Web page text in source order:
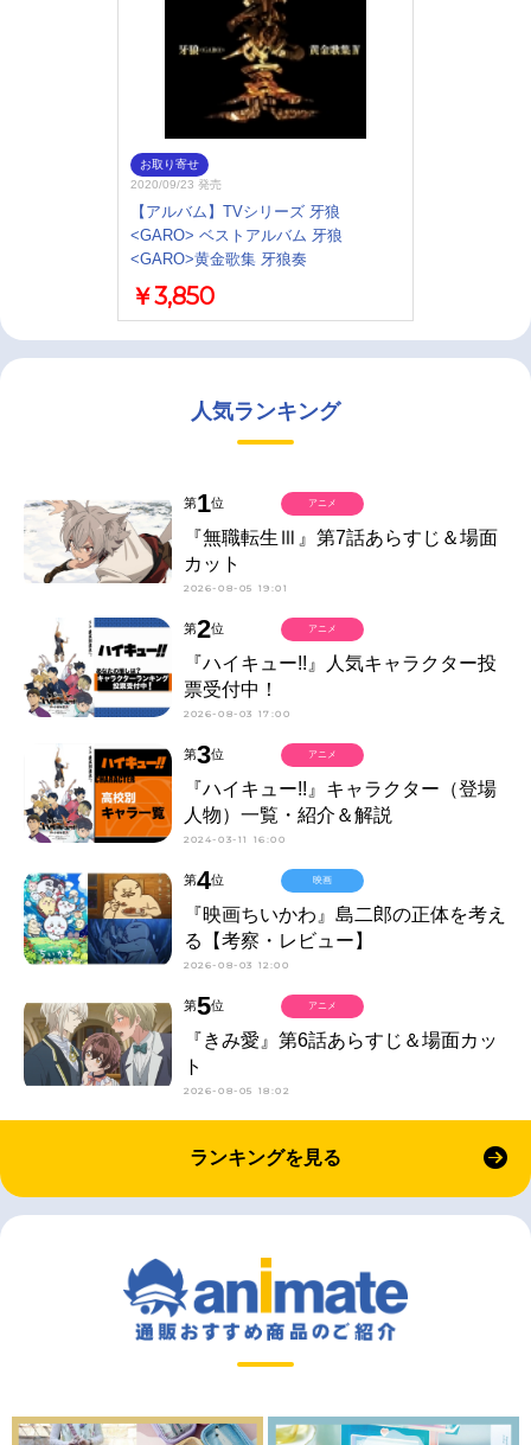
お取り寄せ
2020/09/23 発売
【アルバム】TVシリーズ 牙狼
<GARO> ベストアルバム 牙狼
<GARO>黄金歌集 牙狼奏
￥3,850
人気ランキング
第1位
『無職転生Ⅲ』第7話あらすじ＆場面
カット
2026-08-05 19:01
アニメ
第2位
『ハイキュー!!』人気キャラクター投
票受付中！
2026-08-03 17:00
アニメ
第3位
『ハイキュー!!』キャラクター（登場
人物）一覧・紹介＆解説
2024-03-11 16:00
アニメ
第4位
『映画ちいかわ』島二郎の正体を考え
る【考察・レビュー】
2026-08-03 12:00
映画
第5位
『きみ愛』第6話あらすじ＆場面カッ
ト
2026-08-05 18:02
アニメ
ランキングを見る